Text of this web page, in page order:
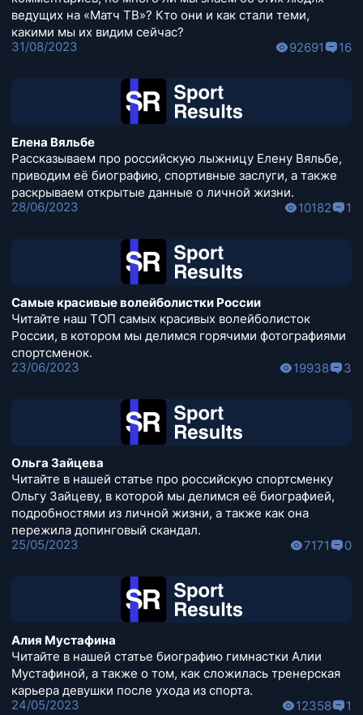
ведущих на «Матч ТВ»? Кто они и как стали теми,
какими мы их видим сейчас?
31/08/2023
92691 16
Елена Вяльбе
Рассказываем про российскую лыжницу Елену Вяльбе,
приводим её биографию, спортивные заслуги, а также
раскрываем открытые данные о личной жизни.
28/06/2023
10182 1
Самые красивые волейболистки России
Читайте наш ТОП самых красивых волейболисток
России, в котором мы делимся горячими фотографиями
спортсменок.
23/06/2023
19938 3
Ольга Зайцева
Читайте в нашей статье про российскую спортсменку
Ольгу Зайцеву, в которой мы делимся её биографией,
подробностями из личной жизни, а также как она
пережила допинговый скандал.
25/05/2023
7171 0
Алия Мустафина
Читайте в нашей статье биографию гимнастки Алии
Мустафиной, а также о том, как сложилась тренерская
карьера девушки после ухода из спорта.
24/05/2023
12358 1